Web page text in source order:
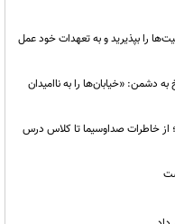
را بپذیرید و به تعهدات خود عمل
دشمن: «خیابان‌ها را به ناامیدان
از خاطرات صداوسیما تا کلاس درس